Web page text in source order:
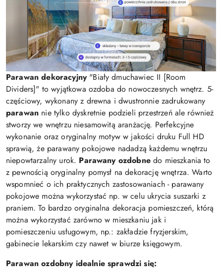
Parawan dekoracyjny"Biały dmuchawiec II [Room
Dividers]" to wyjątkowa ozdoba do nowoczesnych wnętrz. 5-
częściowy, wykonany z drewna i dwustronnie zadrukowany
parawan nie tylko dyskretnie podzieli przestrzeń ale również
stworzy we wnętrzu niesamowitą aranżację. Perfekcyjne
wykonanie oraz oryginalny motyw w jakości druku Full HD
sprawią, że parawany pokojowe nadadzą każdemu wnętrzu
niepowtarzalny urok. Parawany ozdobnedo mieszkania to
z pewnością oryginalny pomysł na dekorację wnętrza. Warto
wspomnieć o ich praktycznych zastosowaniach - parawany
pokojowe można wykorzystać np. w celu ukrycia suszarki z
praniem. To bardzo oryginalna dekoracja pomieszczeń, którą
można wykorzystać zarówno w mieszkaniu jak i
pomieszczeniu usługowym, np.: zakładzie fryzjerskim,
gabinecie lekarskim czy nawet w biurze księgowym.
Parawan ozdobny idealnie sprawdzi się: